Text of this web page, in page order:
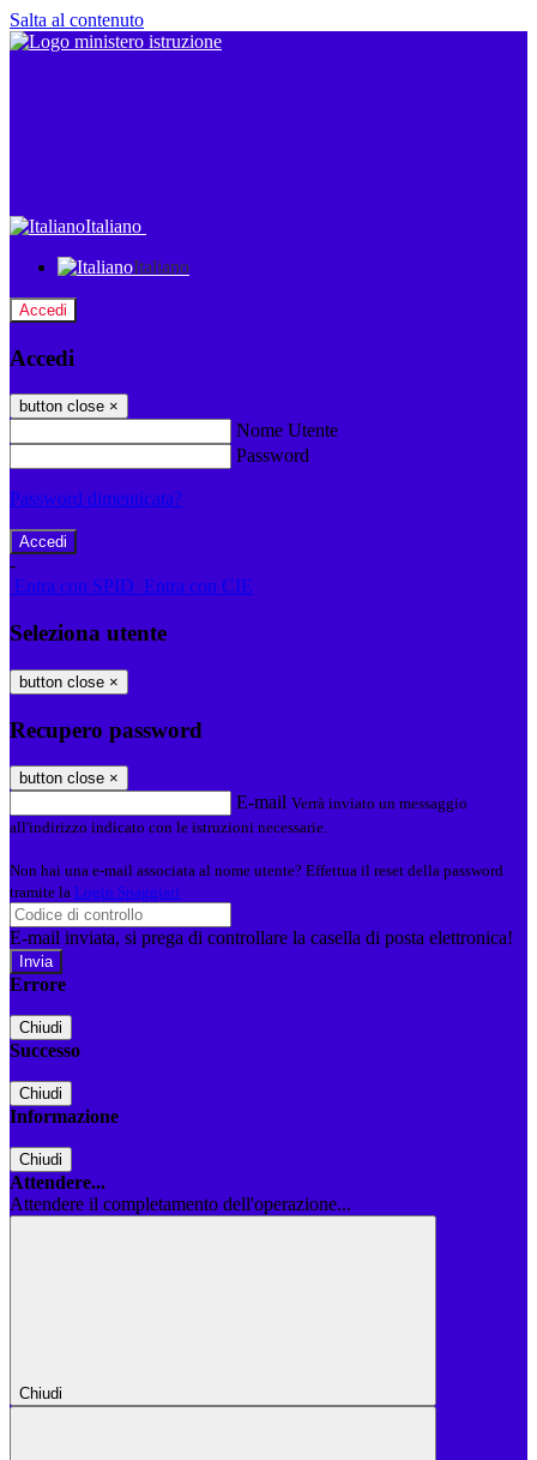
Salta al contenuto
Italiano
Italiano
Accedi
Accedi
button close ×
Nome Utente
Password
Password dimenticata?
-
Entra con SPID Entra con CIE
Seleziona utente
button close ×
Recupero password
button close ×
E-mail Verrà inviato un messaggio
all'indirizzo indicato con le istruzioni necessarie.
Non hai una e-mail associata al nome utente? Effettua il reset della password
tramite la Login Spaggiari
E-mail inviata, si prega di controllare la casella di posta elettronica!
Errore
Chiudi
Successo
Chiudi
Informazione
Chiudi
Attendere...
Attendere il completamento dell'operazione...
Chiudi